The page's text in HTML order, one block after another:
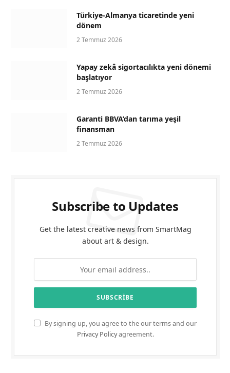
Türkiye-Almanya ticaretinde yeni
dönem
2 Temmuz 2026
Yapay zekâ sigortacılıkta yeni dönemi
başlatıyor
2 Temmuz 2026
Garanti BBVA’dan tarıma yeşil
finansman
2 Temmuz 2026
Subscribe to Updates
Get the latest creative news from SmartMag
about art & design.
By signing up, you agree to the our terms and our
Privacy Policyagreement.